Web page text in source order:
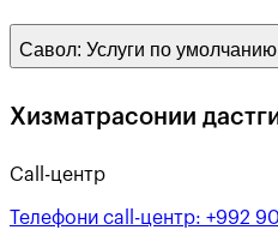
Савол: Услуги по умолчанию
Хизматрасонии
Call-центр
Телефони call-центр: +992